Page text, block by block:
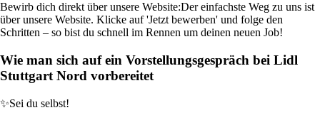
Bewirb dich direkt über unsere Website:Der einfachste Weg zu uns ist
über unsere Website. Klicke auf 'Jetzt bewerben' und folge den
Schritten – so bist du schnell im Rennen um deinen neuen Job!
Wie man sich auf ein Vorstellungsgespräch bei Lidl
Stuttgart Nord vorbereitet
✨Sei du selbst!